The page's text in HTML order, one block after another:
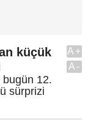
küçük
bugün 12.
sürprizi
A+
A-